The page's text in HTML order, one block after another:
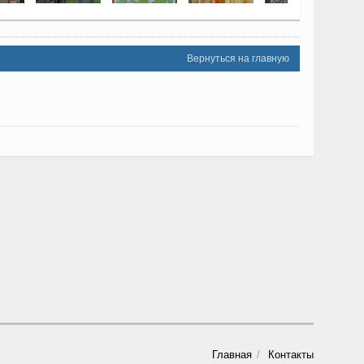
Вернуться на главную
Главная Контакты